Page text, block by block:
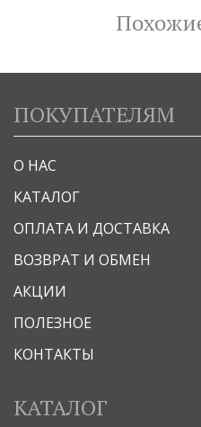
ПОКУПАТЕЛЯМ
О НАС
КАТАЛОГ
ОПЛАТА И ДОСТАВКА
ВОЗВРАТ И ОБМЕН
АКЦИИ
ПОЛЕЗНОЕ
КОНТАКТЫ
КАТАЛОГ